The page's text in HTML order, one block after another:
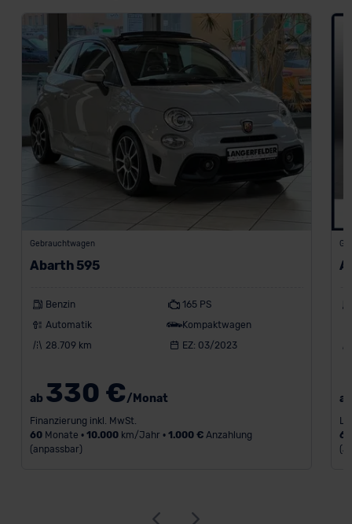
Gebrauchtwagen
Abarth 595
Benzin
165 PS
Automatik
Kompaktwagen
28.709 km
EZ: 03/2023
ab 330 €/Monat
Finanzierung inkl. MwSt.
60Monate • 10.000km/Jahr • 1.000 €Anzahlung
(anpassbar)
60